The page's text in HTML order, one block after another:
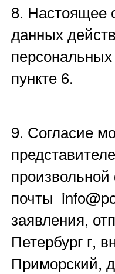
8. Настоящее
данных
пункте 6.
9. Согласие
почты
заявления,
Петербург г,
Приморский,